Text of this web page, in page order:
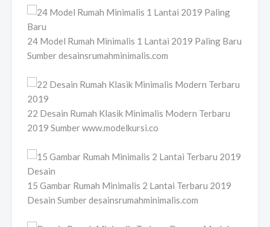
24 Model Rumah Minimalis 1 Lantai 2019 Paling Baru
Sumber desainsrumahminimalis.com
22 Desain Rumah Klasik Minimalis Modern Terbaru
2019 Sumber www.modelkursi.co
15 Gambar Rumah Minimalis 2 Lantai Terbaru 2019
Desain Sumber desainsrumahminimalis.com